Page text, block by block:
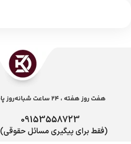
هفت روز هفته ، 24 ساعت شبانه‌روز پاسخگوی شما هستیم
09153558723
(فقط برای پیگیری مسائل حقوقی)